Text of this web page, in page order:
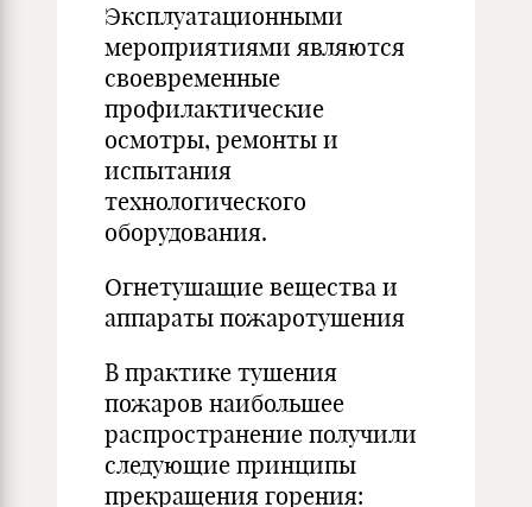
Эксплуатационными
мероприятиями являются
своевременные
профилактические
осмотры, ремонты и
испытания
технологического
оборудования.
Огнетушащие вещества и
аппараты пожаротушения
В практике тушения
пожаров наибольшее
распространение получили
следующие принципы
прекращения горения: